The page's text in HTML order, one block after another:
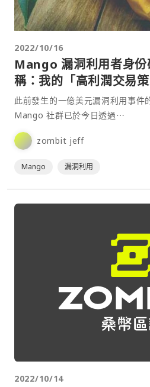
2022/10/16
Mango 漏洞利用者身份
稱：我的「高利潤交易
此前發生的一億美元漏洞利用事件
Mango 社群已於今日透過⋯
zombit jeff
Mango 漏洞利用
2022/10/14